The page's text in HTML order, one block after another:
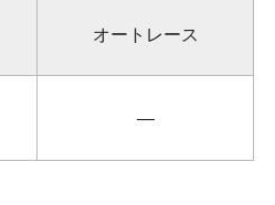
オートレース
―